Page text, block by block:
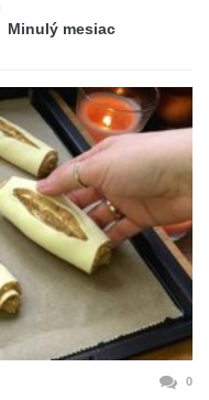
Minulý mesiac
0